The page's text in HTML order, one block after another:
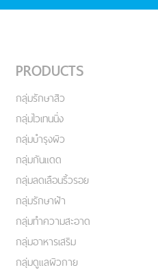
PRODUCTS
กลุ่มรักษาสิว
กลุ่มไวเทนนิ่ง
กลุ่มบำรุงผิว
กลุ่มกันแดด
กลุ่มลดเลือนริ้วรอย
กลุ่มรักษาฝ้า
กลุ่มทำความสะอาด
กลุ่มอาหารเสริม
กลุ่มดูแลผิวกาย